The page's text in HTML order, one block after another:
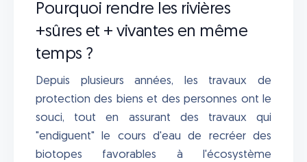
Pourquoi rendre les rivières
+sûres et + vivantes en même
temps ?
Depuis plusieurs années, les travaux de
protection des biens et des personnes ont le
souci, tout en assurant des travaux qui
"endiguent" le cours d'eau de recréer des
biotopes favorables à l'écosystème